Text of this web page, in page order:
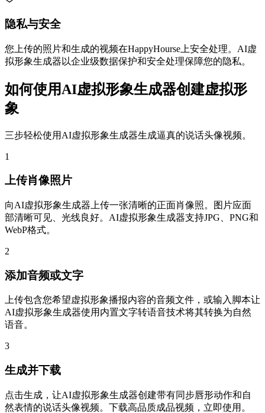
隐私与安全
您上传的照片和生成的视频在HappyHourse上安全处理。AI虚
拟形象生成器以企业级数据保护和安全处理保障您的隐私。
如何使用AI虚拟形象生成器创建虚拟形
象
三步轻松使用AI虚拟形象生成器生成逼真的说话头像视频。
1
上传肖像照片
向AI虚拟形象生成器上传一张清晰的正面肖像照。图片应面
部清晰可见、光线良好。AI虚拟形象生成器支持JPG、PNG和
WebP格式。
2
添加音频或文字
上传包含您希望虚拟形象播报内容的音频文件，或输入脚本让
AI虚拟形象生成器使用内置文字转语音技术将其转换为自然
语音。
3
生成并下载
点击生成，让AI虚拟形象生成器创建带有同步唇形动作和自
然表情的说话头像视频。下载高品质成品视频，立即使用。